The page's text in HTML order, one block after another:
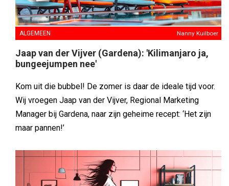
ALGEMEEN Nanny Kuilboer
Jaap van der Vijver (Gardena): 'Kilimanjaro ja,
bungeejumpen nee'
Kom uit die bubbel! De zomer is daar de ideale tijd voor.
Wij vroegen Jaap van der Vijver, Regional Marketing
Manager bij Gardena, naar zijn geheime recept: ‘Het zijn
maar pannen!’